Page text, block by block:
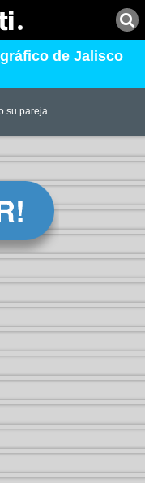
de Jalisco
su pareja.